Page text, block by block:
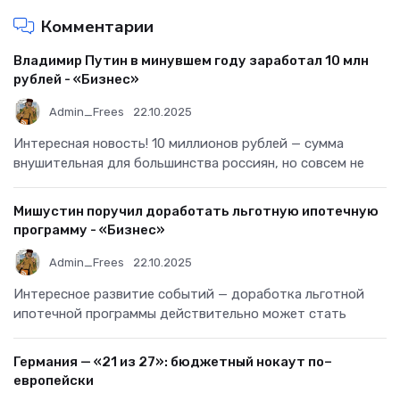
Комментарии
Владимир Путин в минувшем году заработал 10 млн
рублей - «Бизнес»
Admin_Frees 22.10.2025
Интересная новость! 10 миллионов рублей — сумма
внушительная для большинства россиян, но совсем не
Мишустин поручил доработать льготную ипотечную
программу - «Бизнес»
Admin_Frees 22.10.2025
Интересное развитие событий — доработка льготной
ипотечной программы действительно может стать
Германия — «21 из 27»: бюджетный нокаут по–
европейски